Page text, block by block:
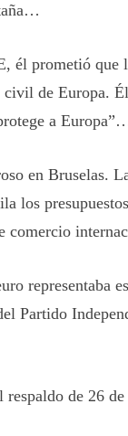
él prometió que
de Europa.
a
en Bruselas.
los
comercio
representaba
Partido
respaldo de 26